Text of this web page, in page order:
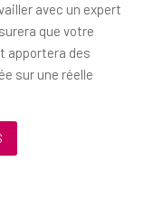
avec un expert
que votre
apportera des
sur une réelle